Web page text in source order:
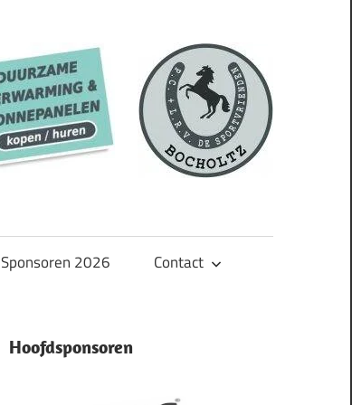
Sponsoren 2026 Contact
Hoofdsponsoren